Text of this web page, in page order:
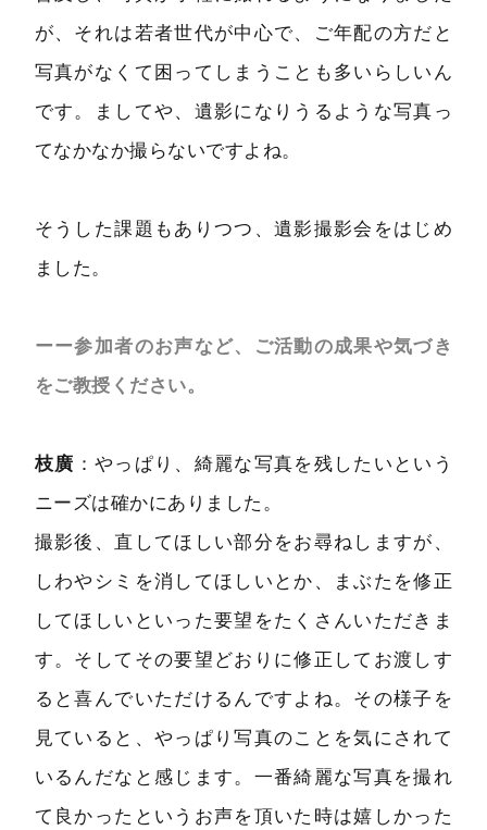
が、それは若者世代が中心で、ご年配の方だと
写真がなくて困ってしまうことも多いらしいん
です。ましてや、遺影になりうるような写真っ
てなかなか撮らないですよね。
そうした課題もありつつ、遺影撮影会をはじめ
ました。
ーー参加者のお声など、ご活動の成果や気づき
をご教授ください。
枝廣 ：やっぱり、綺麗な写真を残したいという
ニーズは確かにありました。
撮影後、直してほしい部分をお尋ねしますが、
しわやシミを消してほしいとか、まぶたを修正
してほしいといった要望をたくさんいただきま
す。そしてその要望どおりに修正してお渡しす
ると喜んでいただけるんですよね。その様子を
見ていると、やっぱり写真のことを気にされて
いるんだなと感じます。一番綺麗な写真を撮れ
て良かったというお声を頂いた時は嬉しかった